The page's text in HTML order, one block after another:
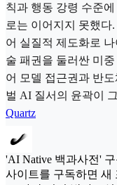
칙과 행동 강령 수준
로는 이어지지 못했다
어 실질적 제도화로
술 패권을 둘러싼 미
어 모델 접근권과 반
벌 AI 질서의 윤곽이
Quartz
'AI Native 백과사전' 구
사이트를 구독하면 새